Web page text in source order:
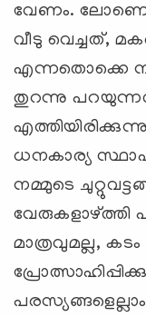
വേണം.
വീടു വെച്ചത്,
എന്നതൊക്കെ
തുറന്നു
ധനകാര്യ
നമ്മുടെ
വേരുകളാഴ്ത്തി
മാത്രവുമല്ല,